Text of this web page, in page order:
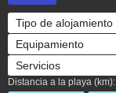
Tipo de alojamiento
Equipamiento
Servicios
Distancia a la playa (km):